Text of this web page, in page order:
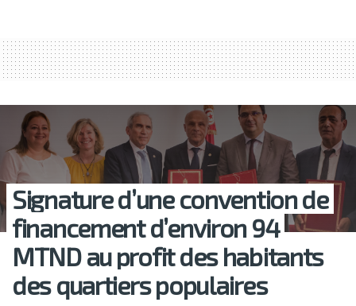
Signature d’une convention de
financement d’environ 94
MTND au profit des habitants
des quartiers populaires